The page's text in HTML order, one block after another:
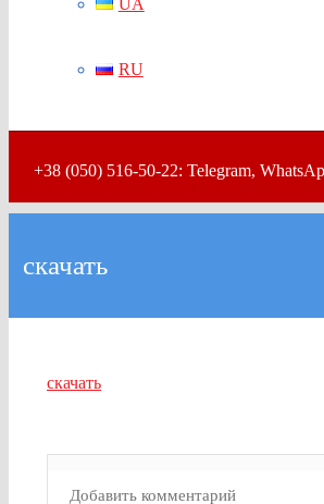
UA
RU
+38 (050) 516-50-22: Telegram,
скачать
скачать
Добавить комментарий